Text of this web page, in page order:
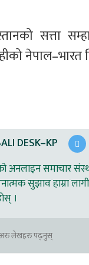
सत्ता
नेपाल–भारत
DESK–KP
अनलाइन समाचार
सुझाव हाम्रा
।
लेखहरु पढ्नुस्